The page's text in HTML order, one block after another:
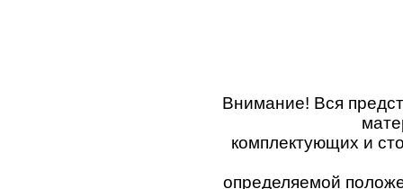
Внимание! Вся
комплектующих и
определяемой